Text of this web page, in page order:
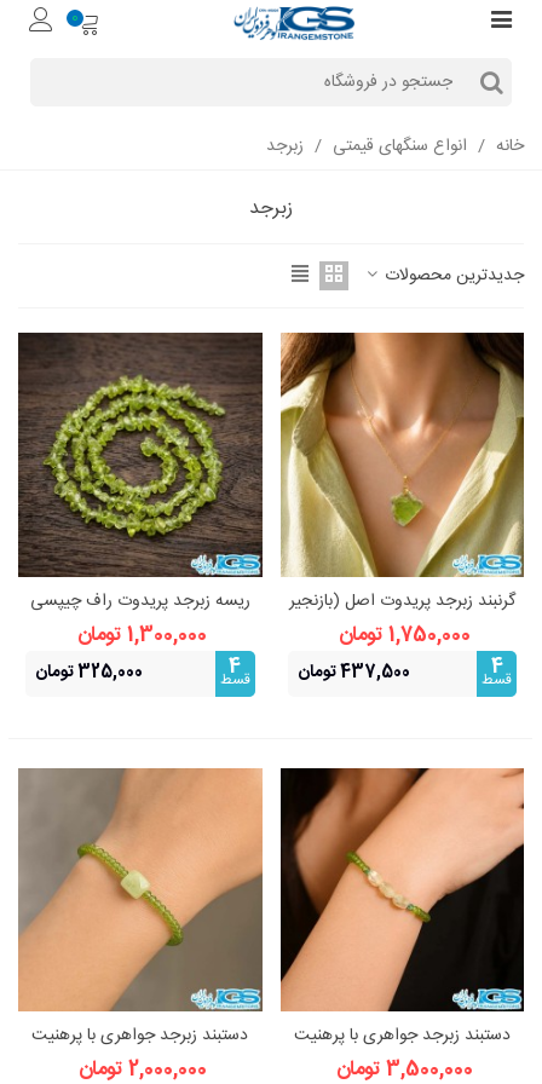
0
خانه / انواع سنگهای قیمتی / زبرجد
زبرجد
جدیدترین محصولات
گرنبند زبرجد پریدوت اصل (بازنجیر
استیل) | ثروت و قدرت
1,750,000 تومان
4
قسط 437,500 تومان
ریسه زبرجد پریدوت راف چیپسی
| زیبایی طبیعی و انرژی مثبت
1,300,000 تومان
4
قسط 325,000 تومان
دستبند زبرجد جواهری با پرهنیت
3,500,000 تومان
دستبند زبرجد جواهری با پرهنیت
2,000,000 تومان